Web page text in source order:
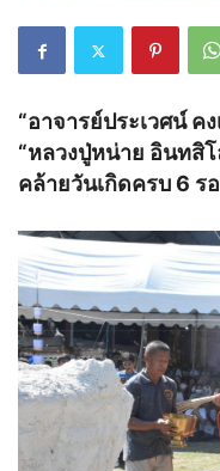
“อาจารย์ประเวศน์ ค
“หลวงปู่หน่าย อินทสิ
คล้ายวันเกิดครบ 6 ร